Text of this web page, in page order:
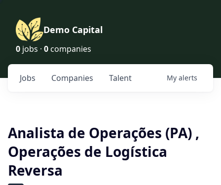
Demo Capital
0 jobs · 0 companies
Jobs Companies Talent My alerts
Analista de Operações (PA) ,
Operações de Logística
Reversa